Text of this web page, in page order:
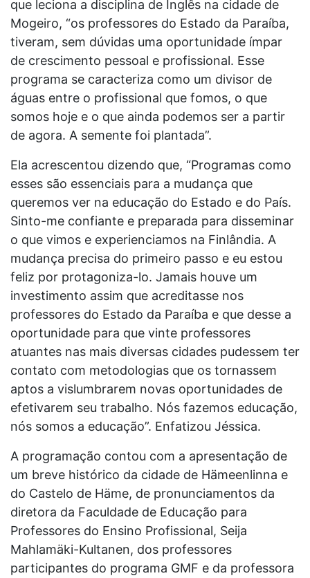
que leciona a disciplina de Inglês na cidade de
Mogeiro, “os professores do Estado da Paraíba,
tiveram, sem dúvidas uma oportunidade ímpar
de crescimento pessoal e profissional. Esse
programa se caracteriza como um divisor de
águas entre o profissional que fomos, o que
somos hoje e o que ainda podemos ser a partir
de agora. A semente foi plantada”.
Ela acrescentou dizendo que, “Programas como
esses são essenciais para a mudança que
queremos ver na educação do Estado e do País.
Sinto-me confiante e preparada para disseminar
o que vimos e experienciamos na Finlândia. A
mudança precisa do primeiro passo e eu estou
feliz por protagoniza-lo. Jamais houve um
investimento assim que acreditasse nos
professores do Estado da Paraíba e que desse a
oportunidade para que vinte professores
atuantes nas mais diversas cidades pudessem ter
contato com metodologias que os tornassem
aptos a vislumbrarem novas oportunidades de
efetivarem seu trabalho. Nós fazemos educação,
nós somos a educação”. Enfatizou Jéssica.
A programação contou com a apresentação de
um breve histórico da cidade de Hämeenlinna e
do Castelo de Häme, de pronunciamentos da
diretora da Faculdade de Educação para
Professores do Ensino Profissional, Seija
Mahlamäki-Kultanen, dos professores
participantes do programa GMF e da professora